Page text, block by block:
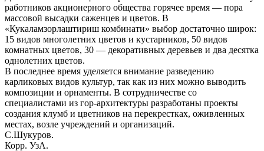
работников акционерного общества горячее время — пора
массовой высадки саженцев и цветов. В
«Кукаламзорлаштириш комбинати» выбор достаточно широк:
15 видов многолетних цветов и кустарников, 50 видов
комнатных цветов, 30 — декоративных деревьев и два десятка
однолетних цветов.
В последнее время уделяется внимание разведению
карликовых видов культур, так как из них можно выводить
композиции и орнаменты. В сотрудничестве со
специалистами из гор-архитектуры разработаны проекты
создания клумб и цветников на перекрестках, оживленных
местах, возле учреждений и организаций.
С.Шукуров.
Корр. УзА.